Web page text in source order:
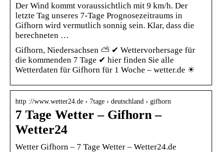
Der Wind kommt voraussichtlich mit 9 km/h. Der
letzte Tag unseres 7-Tage Prognosezeitraums in
Gifhorn wird vermutlich sonnig sein. Klar, dass die
berechneten …
Gifhorn, Niedersachsen ⛅ ✔ Wettervorhersage für
die kommenden 7 Tage ✔ hier finden Sie alle
Wetterdaten für Gifhorn für 1 Woche – wetter.de ☀
http ://www.wetter24.de › 7tage › deutschland › gifhorn
7 Tage Wetter – Gifhorn –
Wetter24
Wetter Gifhorn – 7 Tage Wetter – Wetter24.de